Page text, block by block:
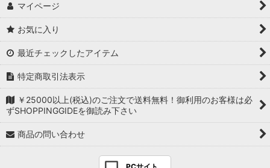
マイページ
お気に入り
最近チェックしたアイテム
特定商取引法表示
￥25000以上(税込)のご注文で送料無料！御利用のお客様は必
ずSHOPPINGGIDEを御読み下さい
商品の問い合わせ